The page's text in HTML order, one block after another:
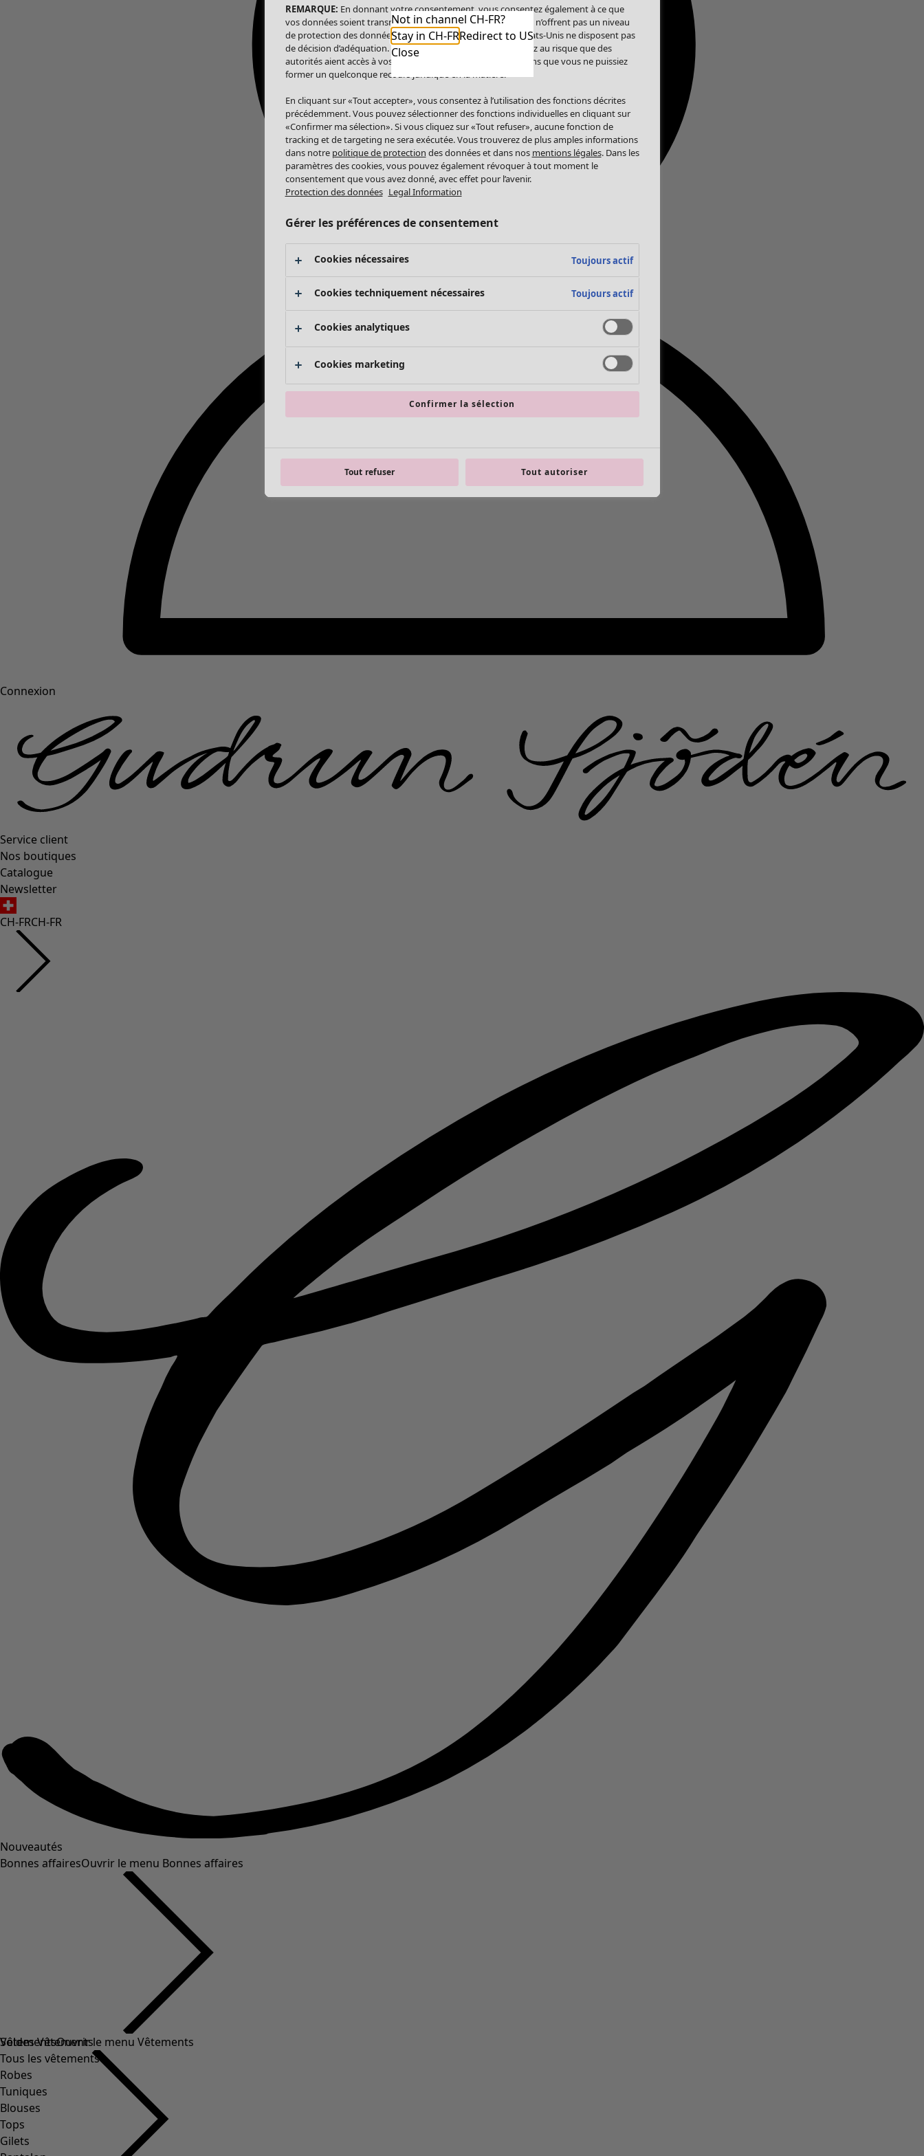
Connexion
Service client
Nos boutiques
Catalogue
Newsletter
CH-FRCH-FR
Nouveautés
Bonnes affairesOuvrir le menu Bonnes affaires
Soldes Vêtements
Tous les vêtements
Robes
Tuniques
Blouses
Tops
Gilets
VêtementsOuvrir le menu Vêtements
Not in channel CH-FR?
Stay in CH-FRRedirect to US
Close
REMARQUE: En donnant votre consentement, vous consentez également à ce que
vos données soient transmises aux États-Unis. Les États-Unis n’offrent pas un niveau
de protection des données comparable à celui de l’UE. Les États-Unis ne disposent pas
de décision d’adéquation. Par conséquent, vous vous exposez au risque que des
autorités aient accès à vos données à caractère personnel sans que vous ne puissiez
former un quelconque recours juridique en la matière.
En cliquant sur «Tout accepter», vous consentez à l’utilisation des fonctions décrites
précédemment. Vous pouvez sélectionner des fonctions individuelles en cliquant sur
«Confirmer ma sélection». Si vous cliquez sur «Tout refuser», aucune fonction de
tracking et de targeting ne sera exécutée. Vous trouverez de plus amples informations
dans notre politique de protection des données et dans nos mentions légales. Dans les
paramètres des cookies, vous pouvez également révoquer à tout moment le
consentement que vous avez donné, avec effet pour l’avenir.
Protection des données Legal Information
Gérer les préférences de consentement
Cookies nécessaires Toujours actif
Cookies techniquement nécessaires Toujours actif
Cookies analytiques
Cookies marketing
Confirmer la sélection
Tout refuser Tout autoriser